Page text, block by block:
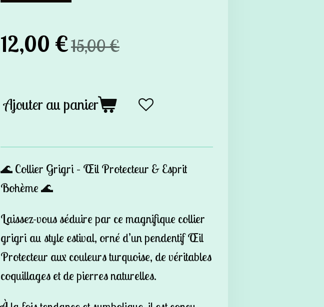
12,00 €15,00 €
Ajouter au panier
🌊 Collier Grigri – Œil Protecteur & Esprit
Bohème 🌊
Laissez-vous séduire par ce magnifique collier
grigri au style estival, orné d’un pendentifŒil
Protecteur aux couleurs turquoise, de véritables
coquillages et de pierres naturelles.